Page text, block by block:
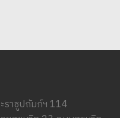
ราชูปถัมภ์ฯ 114